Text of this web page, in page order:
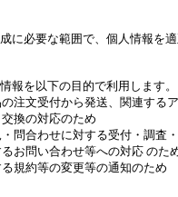
に必要な範囲で、個人情報を
報を以下の目的で利用します。
注文受付から発送、関連する
換の対応のため
問合わせに対する受付・調査
お問い合わせ等への対応 のた
規約等の変更等の通知のため